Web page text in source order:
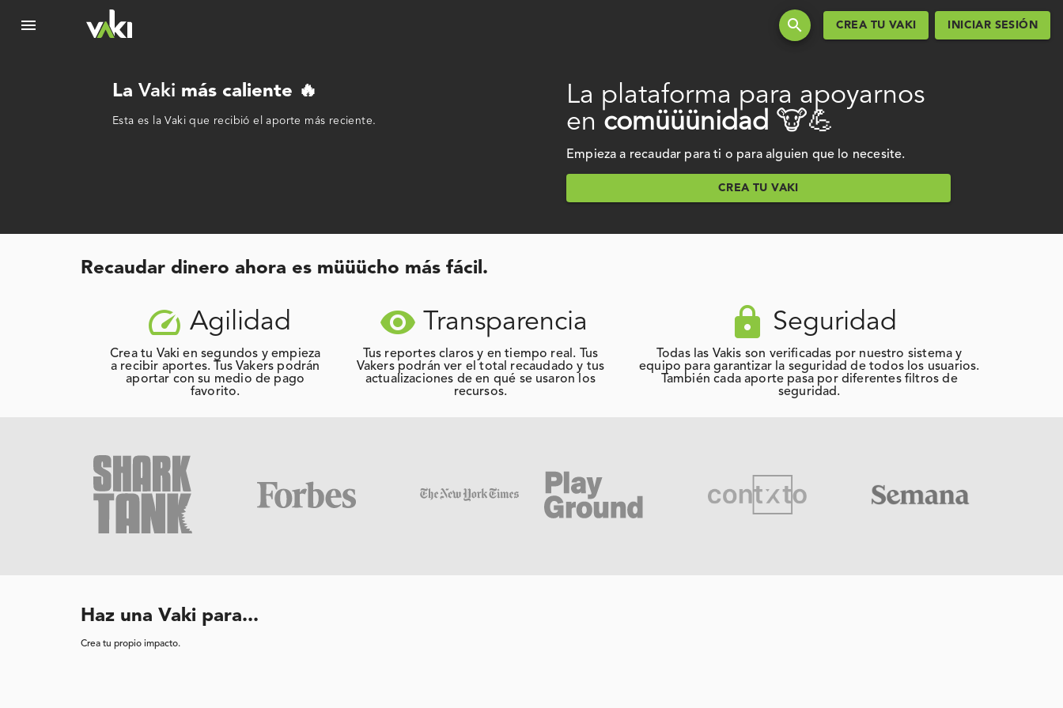
menu search CREA TU VAKI INICIAR SESIÓN
La Vaki más caliente 🔥
Esta es la Vaki que recibió el aporte más reciente.
La plataforma para apoyarnos
en comüüünidad 🐮💪
Empieza a recaudar para ti o para alguien que lo necesite.
CREA TU VAKI
Recaudar dinero ahora es müüücho más fácil.
speed Agilidad
Crea tu Vaki en segundos y empieza
a recibir aportes. Tus Vakers podrán
aportar con su medio de pago
favorito.
visibility Transparencia
Tus reportes claros y en tiempo real. Tus
Vakers podrán ver el total recaudado y tus
actualizaciones de en qué se usaron los
recursos.
lock Seguridad
Todas las Vakis son verificadas por nuestro sistema y
equipo para garantizar la seguridad de todos los usuarios.
También cada aporte pasa por diferentes filtros de
seguridad.
Haz una Vaki para...
Crea tu propio impacto.